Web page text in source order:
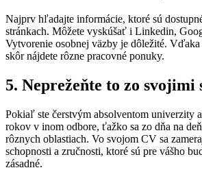
Najprv hľadajte informácie, ktoré sú
stránkach. Môžete vyskúšať i Linkedin,
Vytvorenie osobnej väzby je dôležité.
skôr nájdete rôzne pracovné ponuky.
5. Neprežeňte to zo svojimi
Pokiaľ ste čerstvým absolventom univerzity
rokov v inom odbore, ťažko sa zo dňa na
rôznych oblastiach. Vo svojom CV sa
schopnosti a zručnosti, ktoré sú pre vášho
zásadné.